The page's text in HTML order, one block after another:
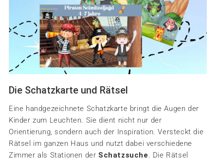
Die Schatzkarte und Rätsel
Eine handgezeichnete Schatzkarte bringt die Augen der
Kinder zum Leuchten. Sie dient nicht nur der
Orientierung, sondern auch der Inspiration. Versteckt die
Rätsel im ganzen Haus und nutzt dabei verschiedene
Zimmer als Stationen der Schatzsuche . Die Rätsel